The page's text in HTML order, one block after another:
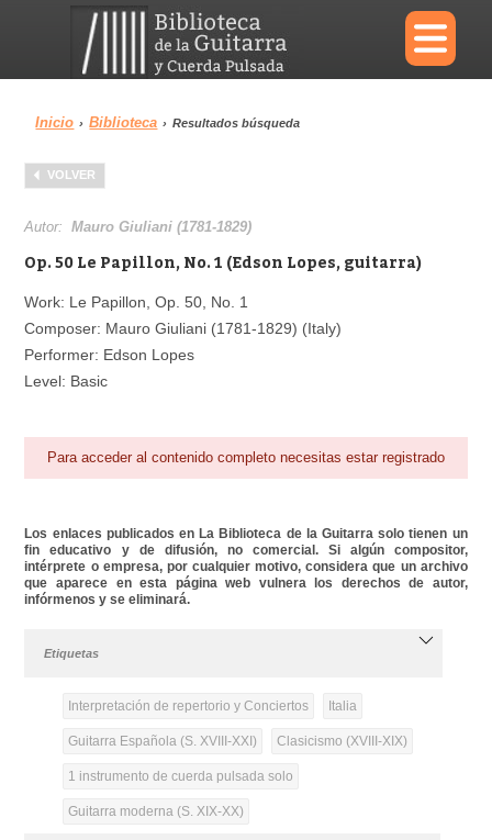
×
Menu
Biblioteca
Área personal Reproductor
Inicio › Biblioteca › Resultados búsqueda
VOLVER
Autor:Mauro Giuliani (1781-1829)
Op. 50 Le Papillon, No. 1 (Edson Lopes, guitarra)
Work: Le Papillon, Op. 50, No. 1
Composer: Mauro Giuliani (1781-1829) (Italy)
Performer: Edson Lopes
Level: Basic
Para acceder al contenido completo necesitas estar registrado
Los enlaces publicados en La Biblioteca de la Guitarra solo tienen un
fin educativo y de difusión, no comercial. Si algún compositor,
intérprete o empresa, por cualquier motivo, considera que un archivo
que aparece en esta página web vulnera los derechos de autor,
infórmenos y se eliminará.
Etiquetas
Interpretación de repertorio y Conciertos Italia
Guitarra Española (S. XVIII-XXI) Clasicismo (XVIII-XIX)
1 instrumento de cuerda pulsada solo
Guitarra moderna (S. XIX-XX)